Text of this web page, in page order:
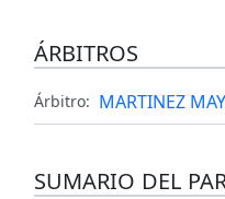
ÁRBITROS
Árbitro: MARTINEZ
SUMARIO DEL